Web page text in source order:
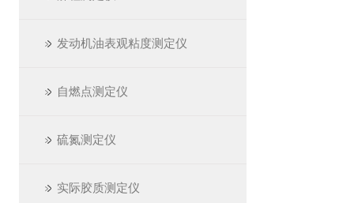
发动机油表观粘度测定仪
自燃点测定仪
硫氮测定仪
实际胶质测定仪